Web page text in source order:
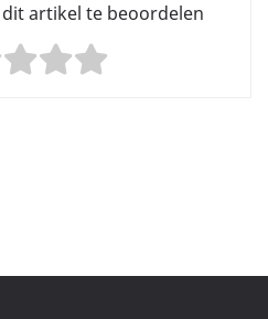
artikel te beoordelen